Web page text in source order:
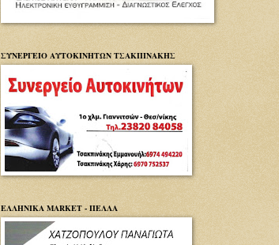
ΣΥΝΕΡΓΕΙΟ ΑΥΤΟΚΙΝΗΤΩΝ ΤΣΑΚΠΙΝΑΚΗΣ
ΕΛΛΗΝΙΚΑ MARKET - ΠΕΛΛΑ